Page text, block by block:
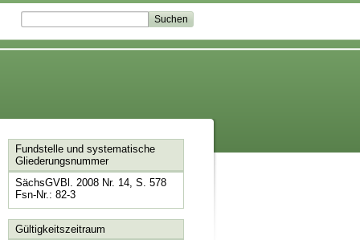
Fundstelle und systematische
Gliederungsnummer
SächsGVBl. 2008 Nr. 14, S. 578
Fsn-Nr.: 82-3
Gültigkeitszeitraum